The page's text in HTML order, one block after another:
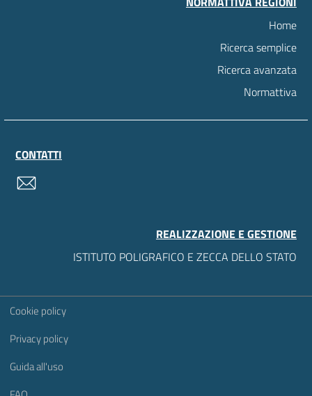
Home
Ricerca semplice
Ricerca avanzata
Normattiva
CONTATTI
REALIZZAZIONE E GESTIONE
ISTITUTO POLIGRAFICO E ZECCA DELLO STATO
Sezione Link Utili
Cookie policy
Privacy policy
Guida all'uso